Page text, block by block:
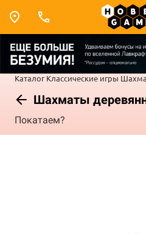
Каталог Классические игры
Шахматы
Покатаем?